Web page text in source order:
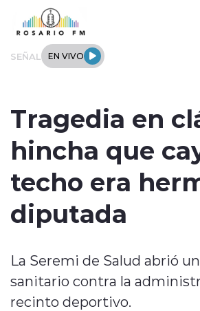
Click acá para ir directamente al
SEÑAL EN VIVO
Actualidad
Tendencias
Deportes
Entrevistas
Tragedia en
hincha que
techo era
diputada
La Seremi de Salud abrió
sanitario contra la
recinto deportivo.